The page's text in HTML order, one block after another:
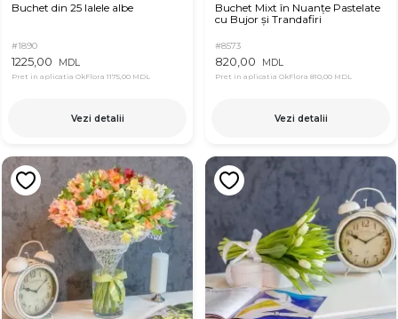
Buchet din 25 lalele albe
#1890
1225,00 MDL
Pret in aplicatia OkFlora 1175,00 MDL
Vezi detalii
Buchet Mixt în Nuanțe Pastelate
cu Bujor și Trandafiri
#8573
820,00 MDL
Pret in aplicatia OkFlora 810,00 MDL
Vezi detalii